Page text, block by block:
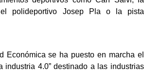
polideportivo Josep Pla o la pista
Económica se ha puesto en marcha el
industria 4.0” destinado a las industrias